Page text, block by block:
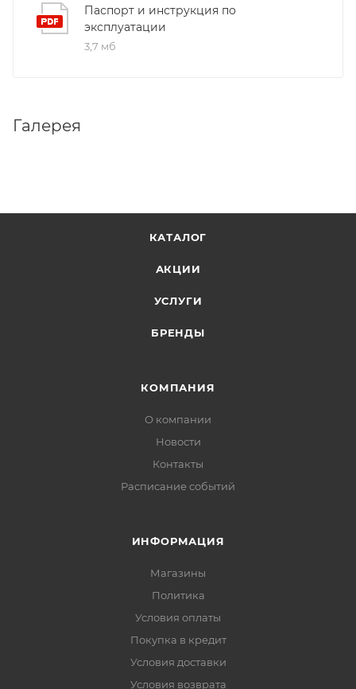
Паспорт и инструкция по
эксплуатации
3,7 мб
Галерея
КАТАЛОГ
АКЦИИ
УСЛУГИ
БРЕНДЫ
КОМПАНИЯ
О компании
Новости
Контакты
Расписание событий
ИНФОРМАЦИЯ
Магазины
Политика
Условия оплаты
Покупка в кредит
Условия доставки
Условия возврата